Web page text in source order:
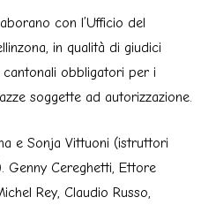
con l’Ufficio del
in qualità di giudici
obbligatori per i
soggette ad autorizzazione.
e Sonja Vittuoni (istruttori
Genny Cereghetti, Ettore
Rey, Claudio Russo,